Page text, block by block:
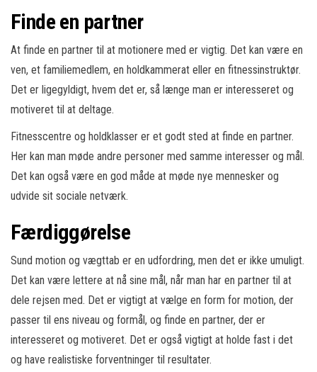
Finde en partner
At finde en partner til at motionere med er vigtig. Det kan være en
ven, et familiemedlem, en holdkammerat eller en fitnessinstruktør.
Det er ligegyldigt, hvem det er, så længe man er interesseret og
motiveret til at deltage.
Fitnesscentre og holdklasser er et godt sted at finde en partner.
Her kan man møde andre personer med samme interesser og mål.
Det kan også være en god måde at møde nye mennesker og
udvide sit sociale netværk.
Færdiggørelse
Sund motion og vægttab er en udfordring, men det er ikke umuligt.
Det kan være lettere at nå sine mål, når man har en partner til at
dele rejsen med. Det er vigtigt at vælge en form for motion, der
passer til ens niveau og formål, og finde en partner, der er
interesseret og motiveret. Det er også vigtigt at holde fast i det
og have realistiske forventninger til resultater.